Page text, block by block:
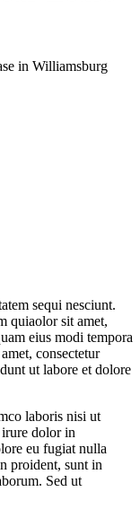
in Williamsburg
sequi nesciunt.
quiaolor sit amet,
eius modi tempora
consectetur
ut labore et dolore
laboris nisi ut
dolor in
eu fugiat nulla
proident, sunt in
Sed ut